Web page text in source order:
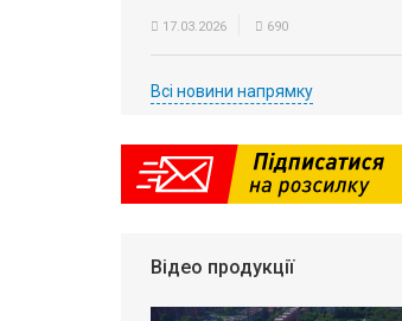
17.03.2026 690
Всі новини напрямку
Відео продукції